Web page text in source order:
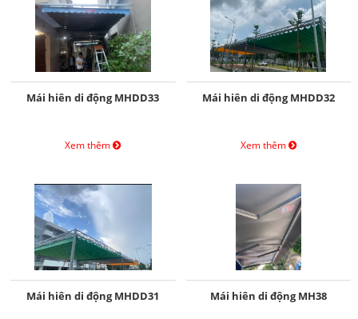
Mái hiên di động MHDD33
Xem thêm
Mái hiên di động MHDD32
Xem thêm
Mái hiên di động MHDD31 Mái hiên di động MH38